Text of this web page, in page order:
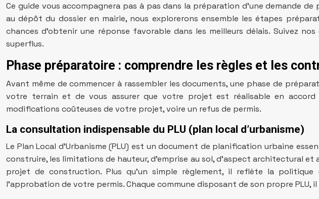
Ce guide vous accompagnera pas à pas dans la préparation d’une demande
au dépôt du dossier en mairie, nous explorerons ensemble les étapes
chances d’obtenir une réponse favorable dans les meilleurs délais. Suivez
superflus.
Phase préparatoire : comprendre les règles et les
Avant même de commencer à rassembler les documents, une phase de
votre terrain et de vous assurer que votre projet est réalisable en
modifications coûteuses de votre projet, voire un refus de permis.
La consultation indispensable du PLU (plan local d’urbanisme)
Le Plan Local d’Urbanisme (PLU) est un document de planification urbaine
construire, les limitations de hauteur, d’emprise au sol, d’aspect architectural
projet de construction. Plus qu’un simple règlement, il reflète la
l’approbation de votre permis. Chaque commune disposant de son propre